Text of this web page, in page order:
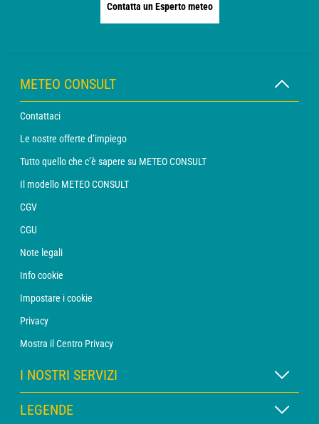
Contatta un Esperto meteo
METEO CONSULT
Contattaci
Le nostre offerte d’impiego
Tutto quello che c’è sapere su METEO CONSULT
Il modello METEO CONSULT
CGV
CGU
Note legali
Info cookie
Impostare i cookie
Privacy
Mostra il Centro Privacy
I NOSTRI SERVIZI
Abbonamento METEO Xpert
LEGENDE